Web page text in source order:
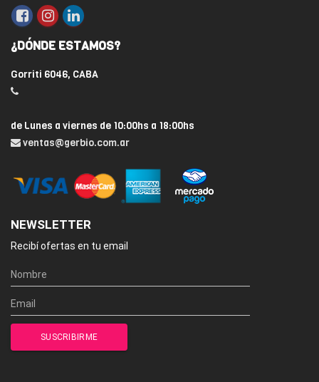
¿DÓNDE ESTAMOS?
Gorriti 6046, CABA
de Lunes a viernes de 10:00hs a 18:00hs
ventas@gerbio.com.ar
NEWSLETTER
Recibí ofertas en tu email